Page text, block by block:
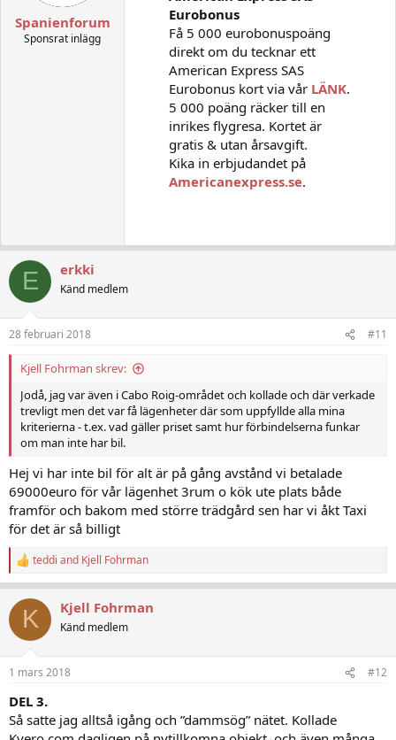
:Spanienforum
Sponsrat inlägg
Eurobonus
Få 5 000 eurobonuspoäng
direkt om du tecknar ett
American Express SAS
Eurobonus kort via vår LÄNK.
5 000 poäng räcker till en
inrikes flygresa. Kortet är
gratis & utan årsavgift.
Kika in erbjudandet på
Americanexpress.se.
E erkki
Känd medlem
28 februari 2018 #11
Kjell Fohrman skrev:
Jodå, jag var även i Cabo Roig-området och kollade och där verkade
trevligt men det var få lägenheter där som uppfyllde alla mina
kriterierna - t.ex. vad gäller priset samt hur förbindelserna funkar
om man inte har bil.
Hej vi har inte bil för alt är på gång avstånd vi betalade
69000euro för vår lägenhet 3rum o kök ute plats både
framför och bakom med större trädgård sen har vi åkt Taxi
för det är så billigt
R
e
a
c
i
s
teddi and Kjell Fohrman
K Kjell Fohrman
Känd medlem
1 mars 2018 #12
DEL 3.
Så satte jag alltså igång och ”dammsög” nätet. Kollade